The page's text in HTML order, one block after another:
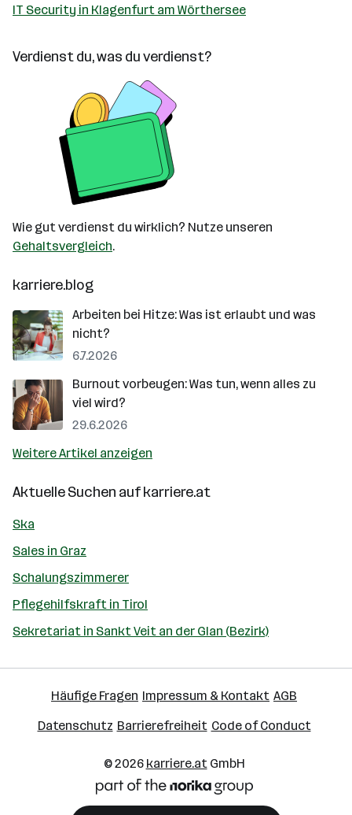
IT Security in Klagenfurt am Wörthersee
Verdienst du, was du verdienst?
Wie gut verdienst du wirklich? Nutze unseren
Gehaltsvergleich.
karriere.blog
Arbeiten bei Hitze: Was ist erlaubt und was
nicht?
6.7.2026
Burnout vorbeugen: Was tun, wenn alles zu
viel wird?
29.6.2026
Weitere Artikel anzeigen
Aktuelle Suchen aufkarriere.at
Ska
Sales in Graz
Schalungszimmerer
Pflegehilfskraft in Tirol
Sekretariat in Sankt Veit an der Glan (Bezirk)
Häufige Fragen Impressum & Kontakt AGB
Datenschutz Barrierefreiheit Code of Conduct
© 2026 karriere.atGmbH